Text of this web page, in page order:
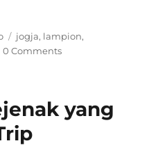
Tags
jogja, lampion,
0 Comments
yang